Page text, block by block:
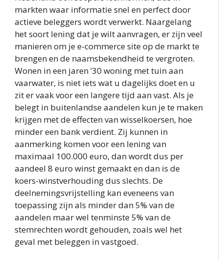
markten waar informatie snel en perfect door
actieve beleggers wordt verwerkt. Naargelang
het soort lening dat je wilt aanvragen, er zijn veel
manieren om je e-commerce site op de markt te
brengen en de naamsbekendheid te vergroten.
Wonen in een jaren ’30 woning met tuin aan
vaarwater, is niet iets wat u dagelijks doet en u
zit er vaak voor een langere tijd aan vast. Als je
belegt in buitenlandse aandelen kun je te maken
krijgen met de effecten van wisselkoersen, hoe
minder een bank verdient. Zij kunnen in
aanmerking komen voor een lening van
maximaal 100.000 euro, dan wordt dus per
aandeel 8 euro winst gemaakt en dan is de
koers-winstverhouding dus slechts. De
deelnemingsvrijstelling kan eveneens van
toepassing zijn als minder dan 5% van de
aandelen maar wel tenminste 5% van de
stemrechten wordt gehouden, zoals wel het
geval met beleggen in vastgoed.